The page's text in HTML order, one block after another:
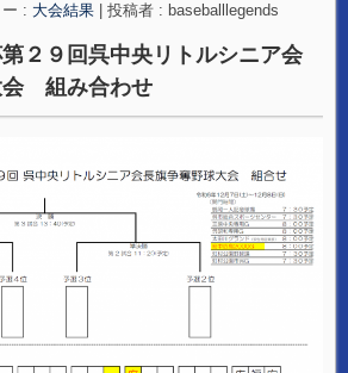
: 大会結果 投稿者 : baseballlegends
２９回呉中央リトルシニア会
会 組み合わせ